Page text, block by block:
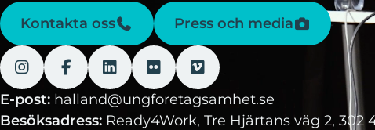
Kontakta oss Press och media
E-post: halland@ungforetagsamhet.se
Besöksadress: Ready4Work, Tre Hjärtans väg 2, 302